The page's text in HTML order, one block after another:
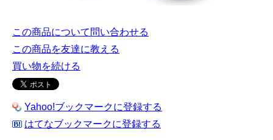
この商品について問い合わせる
この商品を友達に教える
買い物を続ける
Yahoo!ブックマークに登録する
はてなブックマークに登録する